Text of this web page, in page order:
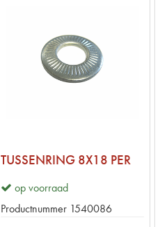
TUSSENRING 8X18 PER
op voorraad
Productnummer 1540086